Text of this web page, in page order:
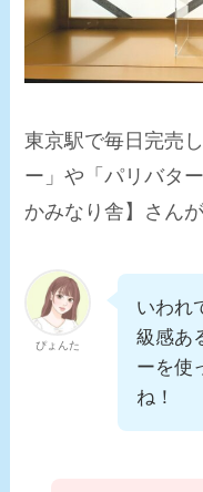
東京駅で毎日完売
ー」や「パリバタ
かみなり舎】さん
ぴょんた
いわれ
級感あ
ーを使
ね！